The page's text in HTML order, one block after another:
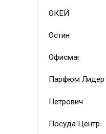
ОКЕЙ
Остин
Офисмаг
Парфюм Лидер
Петрович
Посуда Центр